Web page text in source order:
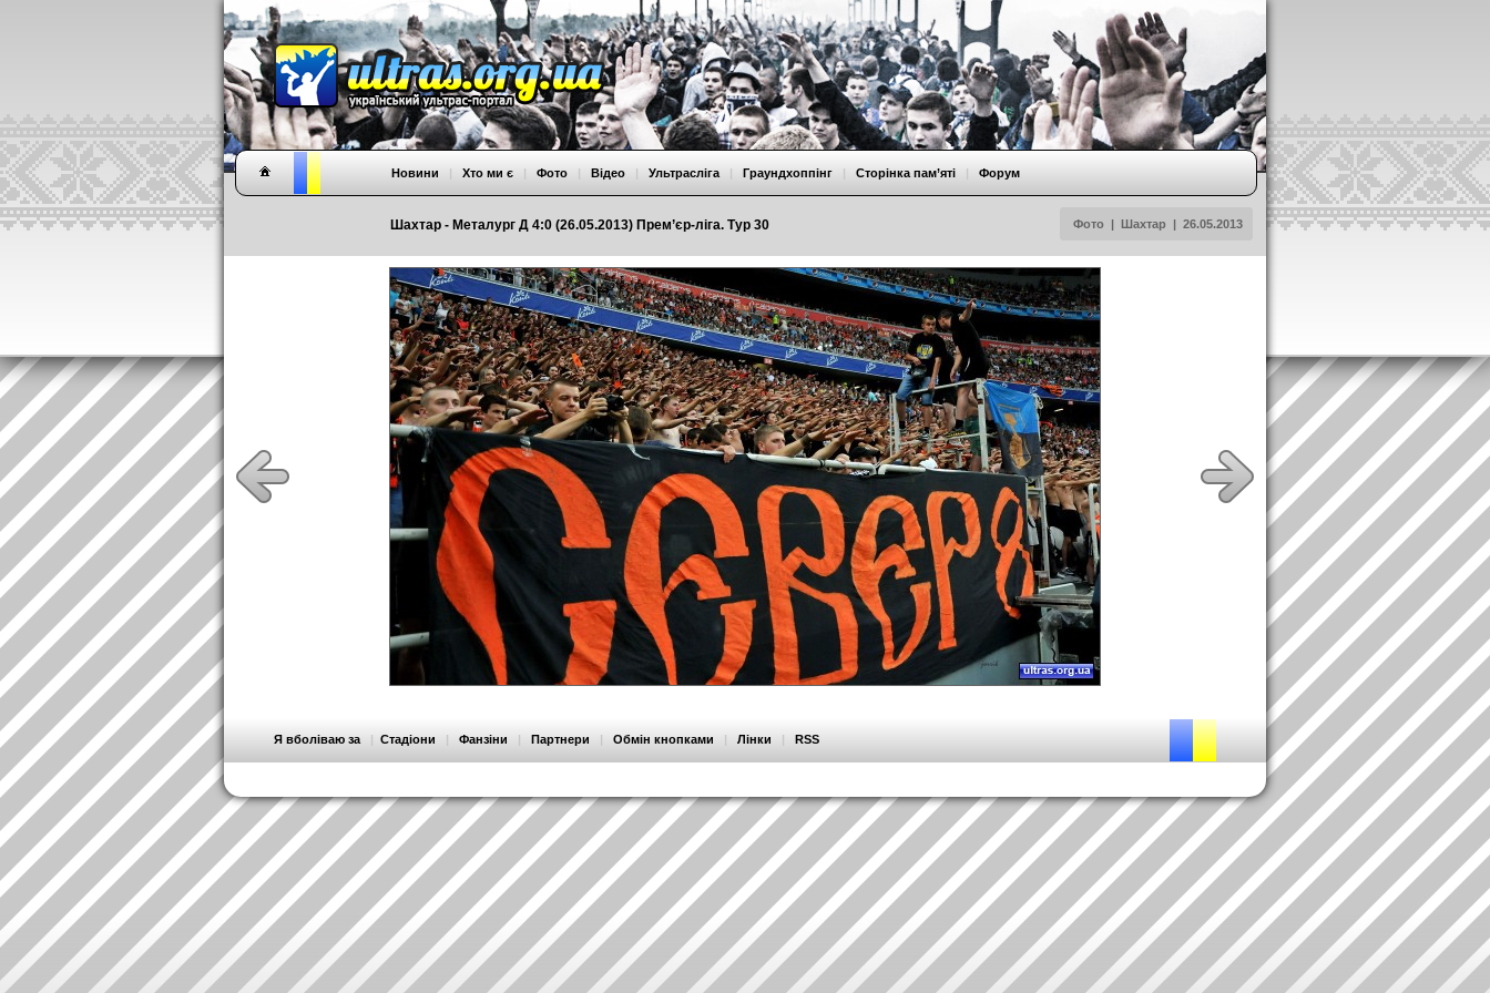
Шахтар - Металург Д 4:0 (26.05.2013) Прем’єр-ліга. Тур 30 Фото | Шахтар | 26.05.2013
Новини | Хто ми є | Фото | Відео | Ультрасліга | Граундхоппінг | Сторінка пам’яті | Форум
Я вболіваю за | Стадіони | Фанзіни | Партнери | Обмін кнопками | Лінки | RSS